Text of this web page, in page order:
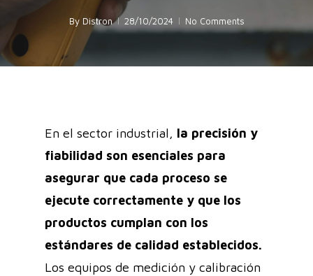
By Distron 28/10/2024 No Comments
En el sector industrial, la precisión y
fiabilidad son esenciales para
asegurar que cada proceso se
ejecute correctamente y que los
productos cumplan con los
estándares de calidad establecidos.
Los equipos de medición y calibración